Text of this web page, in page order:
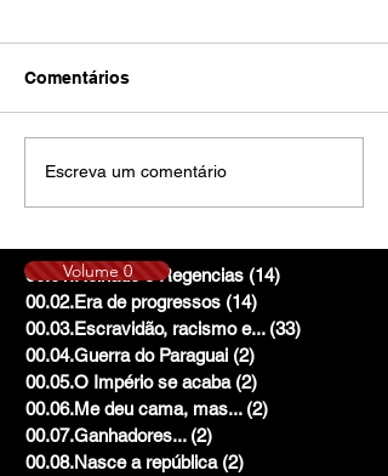
Comentários
Escreva um comentário
00.01.Reinado e Regencias (14)
00.02.Era de progressos (14)
00.03.Escravidão, racismo e... (33)
00.04.Guerra do Paraguai (2)
00.05.O Império se acaba (2)
00.06.Me deu cama, mas... (2)
00.07.Ganhadores... (2)
00.08.Nasce a república (2)
Volume 0